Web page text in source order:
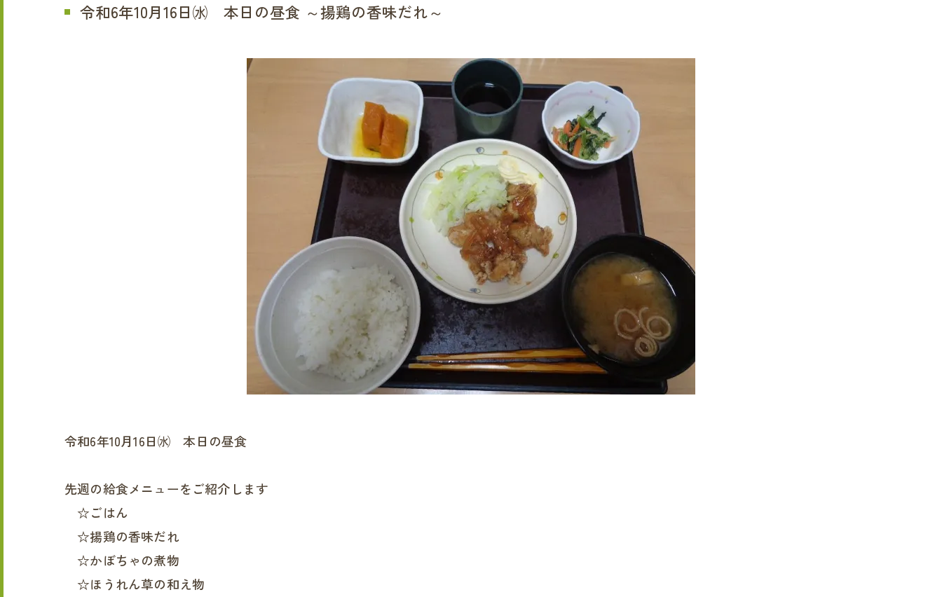
令和6年10月16日㈬ 本日の昼食 ～揚鶏の香味だれ～
令和6年10月16日㈬ 本日の昼食
先週の給食メニューをご紹介します
☆ごはん
☆揚鶏の香味だれ
☆かぼちゃの煮物
☆ほうれん草の和え物